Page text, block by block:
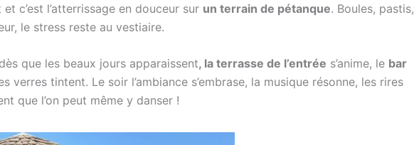
et c’est l’atterrissage en douceur sur un terrain de pétanque. Boules, pastis,
le stress reste au vestiaire.
que les beaux jours apparaissent, la terrasse de l’entrée s’anime, le bar
verres tintent. Le soir l’ambiance s’embrase, la musique résonne, les rires
que l’on peut même y danser !